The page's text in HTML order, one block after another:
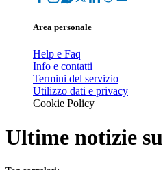
Area personale
Help e Faq
Info e contatti
Termini del servizio
Utilizzo dati e privacy
Cookie Policy
Ultime notizie su